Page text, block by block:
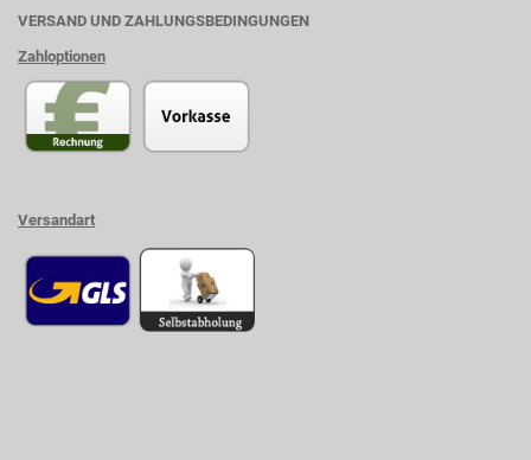
VERSAND UND ZAHLUNGSBEDINGUNGEN
Zahloptionen
Versandart